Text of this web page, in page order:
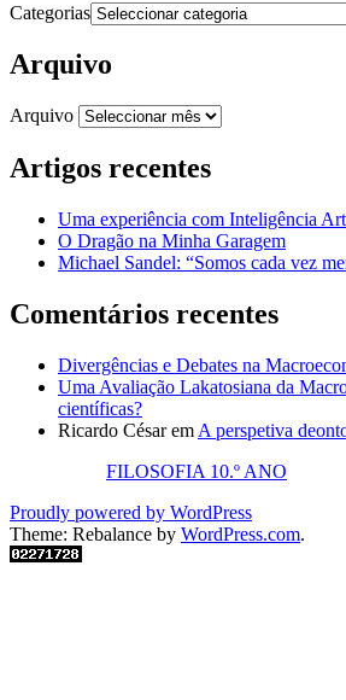
Categorias
Arquivo
Arquivo
Artigos recentes
Uma experiência com Inteligência
O Dragão na Minha Garagem
Michael Sandel: “Somos cada vez
Comentários recentes
Divergências e Debates na
Uma Avaliação Lakatosiana da
científicas?
Ricardo Césarem A perspetiva
FILOSOFIA 10.º ANO
Proudly powered by WordPress
Theme: Rebalance by WordPress.com.